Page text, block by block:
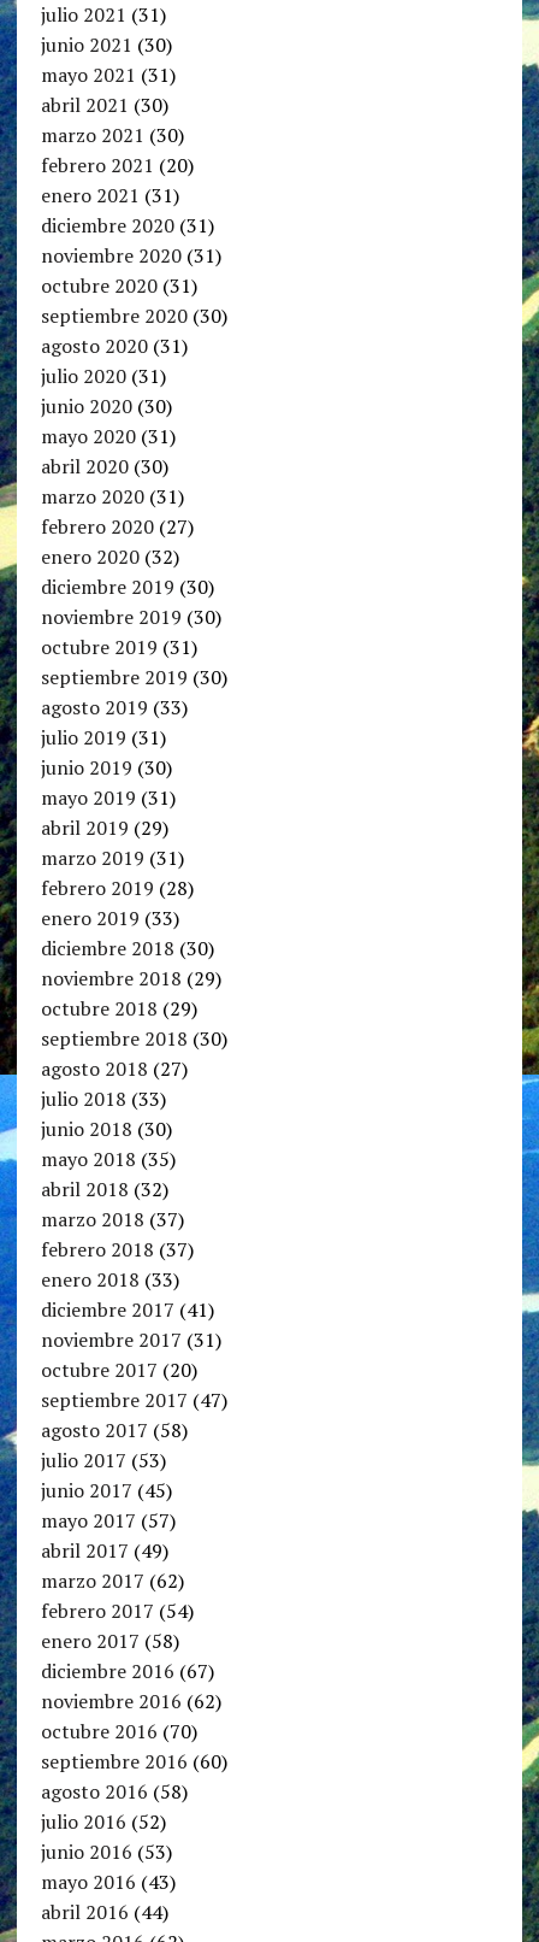
julio 2021 (31)
junio 2021 (30)
mayo 2021 (31)
abril 2021 (30)
marzo 2021 (30)
febrero 2021 (20)
enero 2021 (31)
diciembre 2020(31)
noviembre 2020(31)
octubre 2020(31)
septiembre 2020(30)
agosto 2020(31)
julio 2020(31)
junio 2020(30)
mayo 2020(31)
abril 2020(30)
marzo 2020(31)
febrero 2020(27)
enero 2020(32)
diciembre 2019 (30)
noviembre 2019 (30)
octubre 2019 (31)
septiembre 2019 (30)
agosto 2019 (33)
julio 2019 (31)
junio 2019 (30)
mayo 2019 (31)
abril 2019 (29)
marzo 2019 (31)
febrero 2019 (28)
enero 2019 (33)
diciembre 2018 (30)
noviembre 2018 (29)
octubre 2018 (29)
septiembre 2018 (30)
agosto 2018 (27)
julio 2018 (33)
junio 2018 (30)
mayo 2018 (35)
abril 2018 (32)
marzo 2018 (37)
febrero 2018 (37)
enero 2018 (33)
diciembre 2017 (41)
noviembre 2017 (31)
octubre 2017 (20)
septiembre 2017 (47)
agosto 2017 (58)
julio 2017 (53)
junio 2017 (45)
mayo 2017 (57)
abril 2017 (49)
marzo 2017 (62)
febrero 2017 (54)
enero 2017 (58)
diciembre 2016 (67)
noviembre 2016 (62)
octubre 2016 (70)
septiembre 2016 (60)
agosto 2016 (58)
julio 2016 (52)
junio 2016 (53)
mayo 2016 (43)
abril 2016 (44)